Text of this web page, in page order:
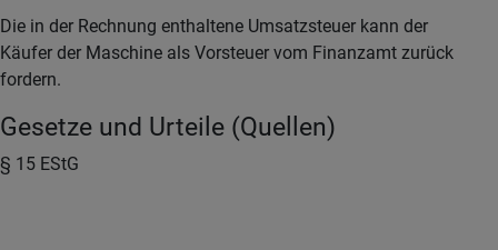
Die in der Rechnung enthaltene Umsatzsteuer kann der
Käufer der Maschine als Vorsteuer vom Finanzamt zurück
fordern.
Gesetze und Urteile (Quellen)
§ 15 EStG